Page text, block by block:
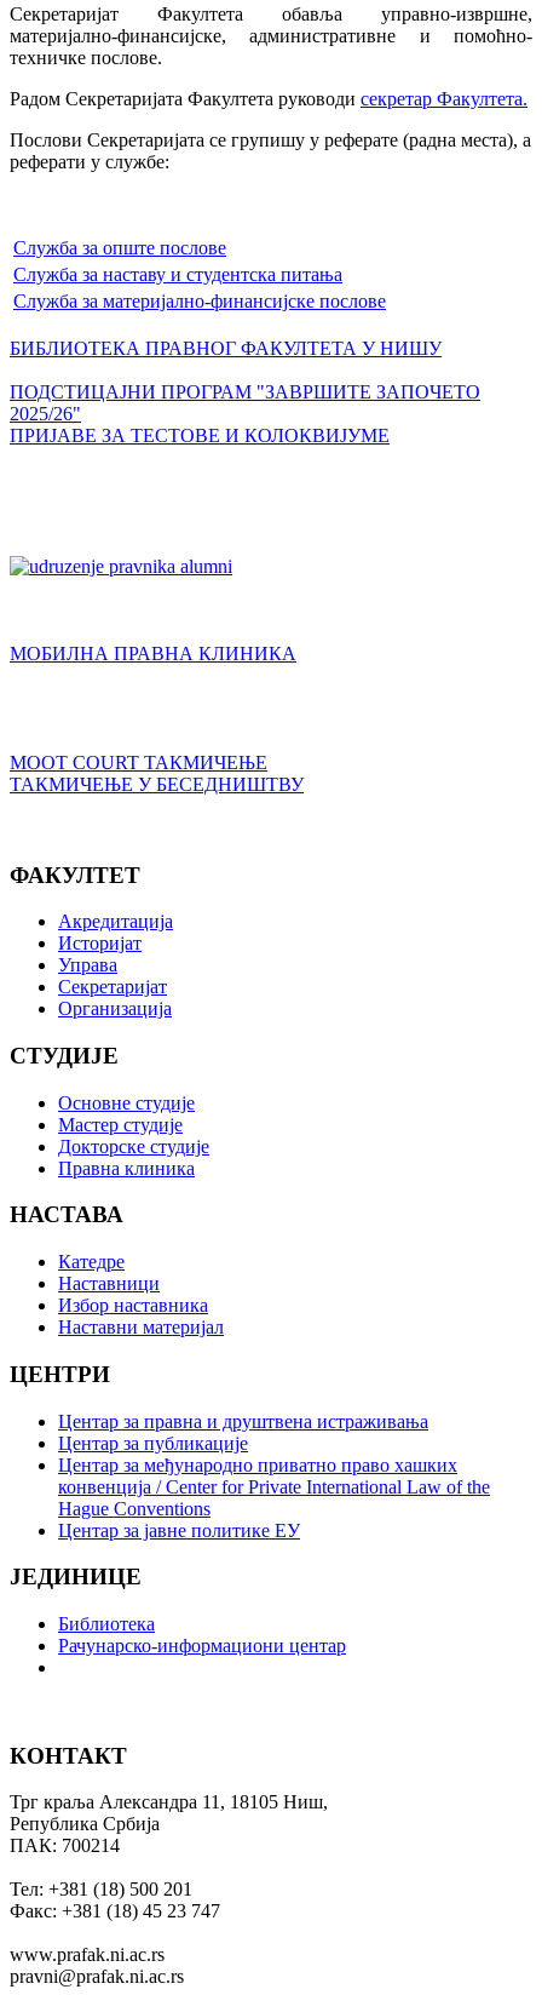
Секретаријат Факултета обавља управно-извршне,
материјално-финансијске, административне и помоћно-
техничке послове.
Радом Секретаријата Факултета руководи секретар Факултета.
Послови Секретаријата се групишу у реферате (радна места), а
реферати у службе:
Служба за опште послове
Служба за наставу и студентска питања
Служба за материјално-финансијске послове
БИБЛИОТЕКА ПРАВНОГ ФАКУЛТЕТА У НИШУ
ПОДСТИЦАЈНИ ПРОГРАМ "ЗАВРШИТЕ ЗАПОЧЕТО
2025/26"
ПРИЈАВЕ ЗА ТЕСТОВЕ И КОЛОКВИЈУМЕ
МОБИЛНА ПРАВНА КЛИНИКА
MOOT COURT ТАКМИЧЕЊЕ
ТАКМИЧЕЊЕ У БЕСЕДНИШТВУ
ФАКУЛТЕТ
Акредитација
Историјат
Управа
Секретаријат
Организација
СТУДИЈЕ
Основне студије
Мастер студије
Докторске студије
Правна клиника
НАСТАВА
Катедре
Наставници
Избор наставника
Наставни материјал
ЦЕНТРИ
Центар за правна и друштвена истраживања
Центар за публикације
Центар за међународно приватно право хашких
конвенција / Center for Private International Law of the
Hague Conventions
Центар за јавне политике ЕУ
ЈЕДИНИЦЕ
Библиотека
Рачунарско-информациони центар
КОНТАКТ
Трг краља Александра 11, 18105 Ниш,
Република Србија
ПАК: 700214
Тел: +381 (18) 500 201
Факс: +381 (18) 45 23 747
www.prafak.ni.ac.rs
pravni@prafak.ni.ac.rs